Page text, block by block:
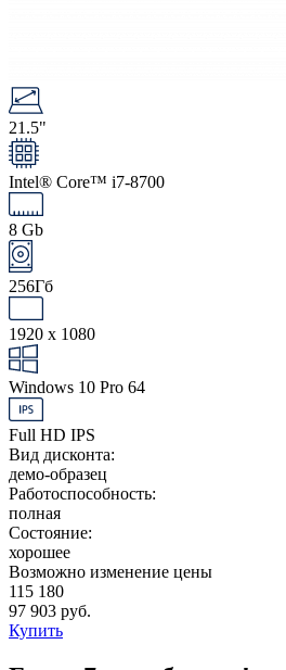
21.5"
Intel® Core™ i7-8700
8 Gb
256Гб
1920 x 1080
Windows 10 Pro 64
Full HD IPS
Вид дисконта:
демо-образец
Работоспособность:
полная
Состояние:
хорошее
Возможно изменение цены
115 180
97 903 руб.
Купить